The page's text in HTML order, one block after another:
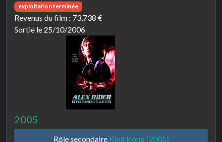
exploitation terminée
Revenus du film : 73,738 €
Sortie le 25/10/2006
2005
Rôle secondaire King Kong (2005)